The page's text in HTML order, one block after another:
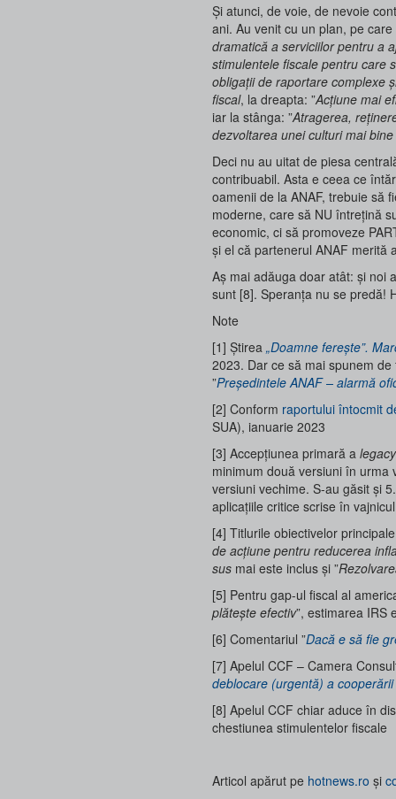
Și atunci, de voie, de nevoie
ani. Au venit cu un plan, pe
dramatică a serviciilor pentru a
stimulentele fiscale pentru care
obligații de raportare complexe
fiscal, la dreapta: ”Acțiune mai
iar la stânga: ”Atragerea,
dezvoltarea unei culturi mai
Deci nu au uitat de piesa
contribuabil. Asta e ceea ce
oamenii de la ANAF, trebuie să
moderne, care să NU întrețină
economic, ci să promoveze
și el că partenerul ANAF merită
Aș mai adăuga doar atât: și noi
sunt [8]. Speranța nu se predă!
Note
[1] Știrea „Doamne fereşte”.
2023. Dar ce să mai spunem
”Președintele ANAF – alarmă
[2] Conform raportului întocmit
SUA), ianuarie 2023
[3] Accepțiunea primară a legacy
minimum două versiuni în urma
versiuni vechime. S-au găsit și
aplicațiile critice scrise în
[4] Titlurile obiectivelor
de acțiune pentru reducerea
sus mai este inclus și ”
[5] Pentru gap-ul fiscal al
plătește efectiv”, estimarea IRS
[6] Comentariul ”Dacă e să fie
[7] Apelul CCF – Camera
deblocare (urgentă) a
[8] Apelul CCF chiar aduce în
chestiunea stimulentelor fiscale
Articol apărut pe hotnews.ro și